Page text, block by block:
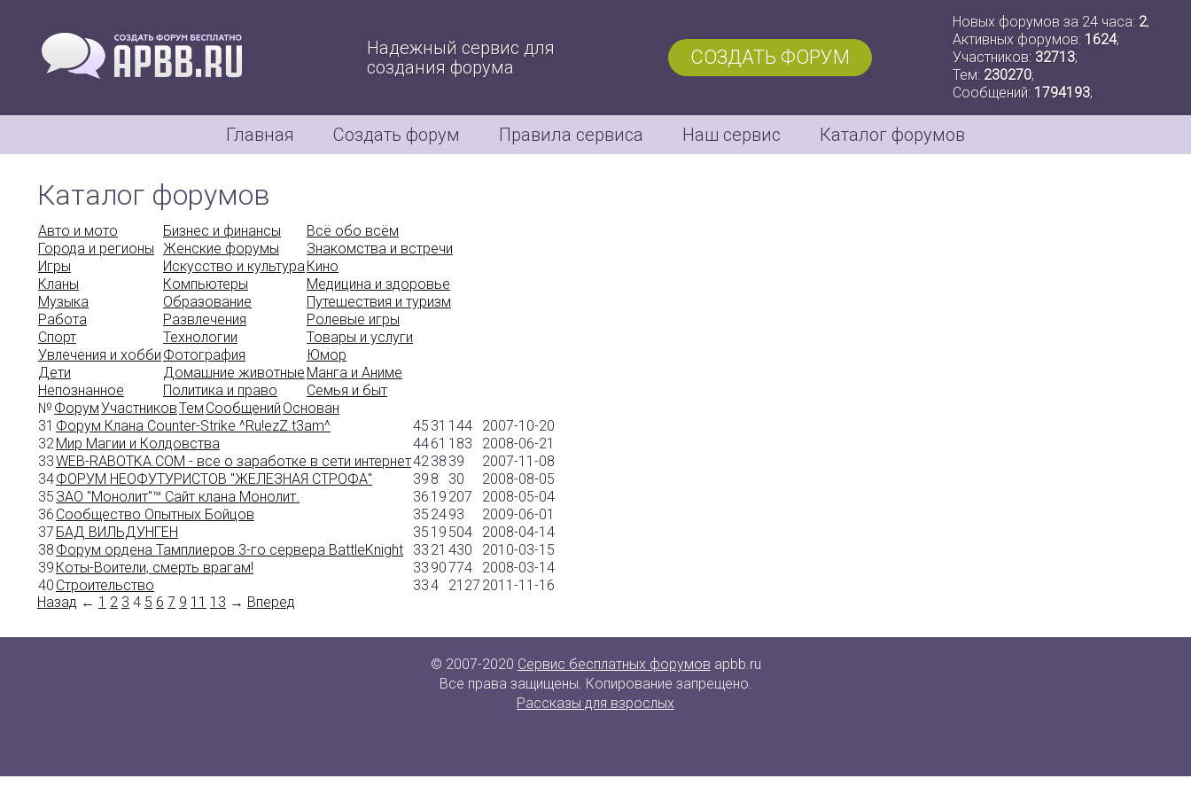
Надежный сервис для
создания форума
СОЗДАТЬ ФОРУМ
Новых форумов за 24 часа: 2;
Активных форумов: 1624;
Участников: 32713;
Тем: 230270;
Сообщений: 1794193;
Главная Создать форум Правила сервиса Наш сервис Каталог форумов
Каталог форумов
Авто и мото Бизнес и финансы
Всё обо всём
Города и регионы Женские форумы
Знакомства и встречи
Игры
Искусство и культураКино
Кланы
Компьютеры
Медицина и здоровье
Музыка
Образование
Путешествия и туризм
Работа
Развлечения
Ролевые игры
Спорт
Технологии
Товары и услуги
Увлечения и хобби Фотография
Юмор
Дети
Домашние животные Манга и Аниме
Непознанное
Политика и право
Семья и быт
№ ФорумУчастниковТем Сообщений Основан
31 Форум Клана Counter-Strike ^Ru!ezZ.t3am^ 45 31 144
2007-10-20
32Мир Магии и Колдовства 4461 183
2008-06-21
33WEB-RABOTKA.COM - все о заработке в сети интернет4238 39
2007-11-08
34ФОРУМ НЕОФУТУРИСТОВ "ЖЕЛЕЗНАЯ СТРОФА" 39 8 30
2008-08-05
35 ЗАО "Монолит"™ Сайт клана Монолит. 36 19 207
2008-05-04
36 Сообщество Опытных Бойцов 35 2493
2009-06-01
37 БАД ВИЛЬДУНГЕН 35 19 504
2008-04-14
38 Форум ордена Тамплиеров 3-го сервера BattleKnight 33 21 430
2010-03-15
39 Коты-Воители, смерть врагам! 33 90774
2008-03-14
40 Строительство 334 2127 2011-11-16
Назад ← 1 2 3 4 5 6 7 9 11 13 → Вперед
© 2007-2020 Сервис бесплатных форумов apbb.ru
Все права защищены. Копирование запрещено.
Рассказы для взрослых